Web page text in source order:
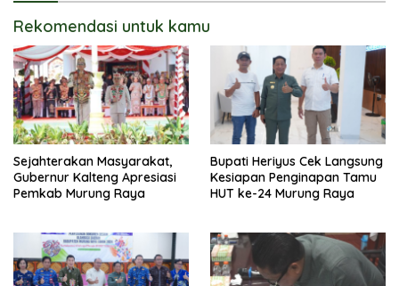
Rekomendasi untuk kamu
Sejahterakan Masyarakat,
Gubernur Kalteng Apresiasi
Pemkab Murung Raya
Bupati Heriyus Cek Langsung
Kesiapan Penginapan Tamu
HUT ke-24 Murung Raya